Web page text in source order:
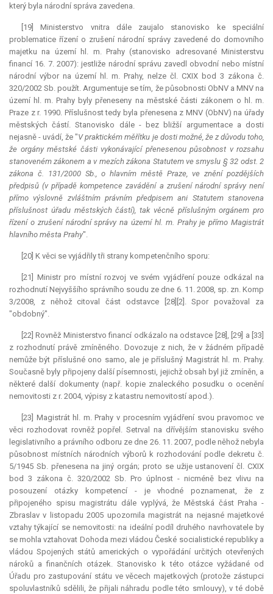
který byla národní správa zavedena.
[19] Ministerstvo vnitra dále zaujalo stanovisko ke speciální
problematice řízení o zrušení národní správy zavedené do domovního
majetku na území hl. m. Prahy (stanovisko adresované Ministerstvu
financí 16. 7. 2007): jestliže národní správu zavedl obvodní nebo místní
národní výbor na území hl. m. Prahy, nelze čl. CXIX bod 3 zákona č.
320/2002 Sb. použít. Argumentuje se tím, že působnosti ObNV a MNV na
území hl. m. Prahy byly přeneseny na městské části zákonem o hl. m.
Praze z r. 1990. Příslušnost tedy byla přenesena z MNV (ObNV) na úřady
městských částí. Stanovisko dále - bez bližší argumentace a dosti
nejasně - uvádí, že "V praktickém měřítku je dosti možné, že z důvodu toho,
že orgány městské části vykonávající přenesenou působnost v rozsahu
stanoveném zákonem a v mezích zákona Statutem ve smyslu § 32 odst. 2
zákona č. 131/2000 Sb., o hlavním městě Praze, ve znění pozdějších
předpisů (v případěkompetence zavádění a zrušení národní správy není
přímo výslovně zvláštním právním předpisem ani Statutem stanovena
příslušnost úřadu městských částí), tak věcně příslušným orgánem pro
řízení o zrušení národní správy na území hl. m. Prahy je přímo Magistrát
hlavního města Prahy".
[20] K věci se vyjádřily tři strany kompetenčního sporu:
[21] Ministr pro místní rozvoj ve svém vyjádření pouze odkázal na
rozhodnutí Nejvyššího správního soudu ze dne 6. 11. 2008, sp. zn. Komp
3/2008, z něhož citoval část odstavce [28][2]. Spor považoval za
"obdobný".
[22] Rovněž Ministerstvo financí odkázalo na odstavce [28], [29] a [33]
z rozhodnutí právě zmíněného. Dovozuje z nich, že v žádném případě
nemůže být příslušné ono samo, ale je příslušný Magistrát hl. m. Prahy.
Současně byly připojeny další písemnosti, jejichž obsah byl již zmíněn, a
některé další dokumenty (např. kopie znaleckého posudku o ocenění
nemovitosti z r. 2004, výpisy z katastru nemovitostí apod.).
[23] Magistrát hl. m. Prahy v procesním vyjádření svou pravomoc ve
věci rozhodovat rovněž popřel. Setrval na dřívějším stanovisku svého
legislativního a právního odboru ze dne 26. 11. 2007, podle něhož nebyla
působnost místních národních výborů k rozhodování podle dekretu č.
5/1945 Sb. přenesena na jiný orgán; proto se užije ustanovení čl. CXIX
bod 3 zákona č. 320/2002 Sb. Pro úplnost - nicméně bez vlivu na
posouzení otázky kompetencí - je vhodné poznamenat, že z
připojeného spisu magistrátu dále vyplývá, že Městská část Praha -
Zbraslav v listopadu 2005 upozornila magistrát na nejasné majetkové
vztahy týkající se nemovitosti: na ideální podíl druhého navrhovatele by
se mohla vztahovat Dohoda mezi vládou České socialistické republiky a
vládou Spojených států amerických o vypořádání určitých otevřených
nároků a finančních otázek. Stanovisko k této otázce vyžádané od
Úřadu pro zastupování státu ve věcech majetkových (protože zástupci
spoluvlastníků sdělili, že přijali náhradu podle této smlouvy), v té době